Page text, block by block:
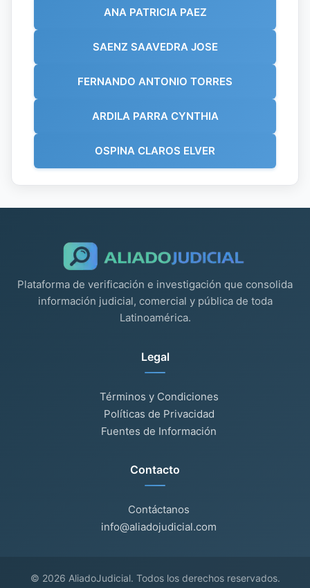
ANA PATRICIA PAEZ
SAENZ SAAVEDRA JOSE
FERNANDO ANTONIO TORRES
ARDILA PARRA CYNTHIA
OSPINA CLAROS ELVER
Plataforma de verificación e investigación que consolida
información judicial, comercial y pública de toda
Latinoamérica.
Legal
Términos y Condiciones
Políticas de Privacidad
Fuentes de Información
Contacto
Contáctanos
info@aliadojudicial.com
© 2026 AliadoJudicial. Todos los derechos reservados.